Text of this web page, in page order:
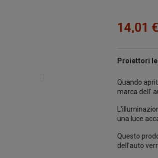
14,01 €
Proiettori
Quando
marca dell'
una luce
Questo
dell'auto